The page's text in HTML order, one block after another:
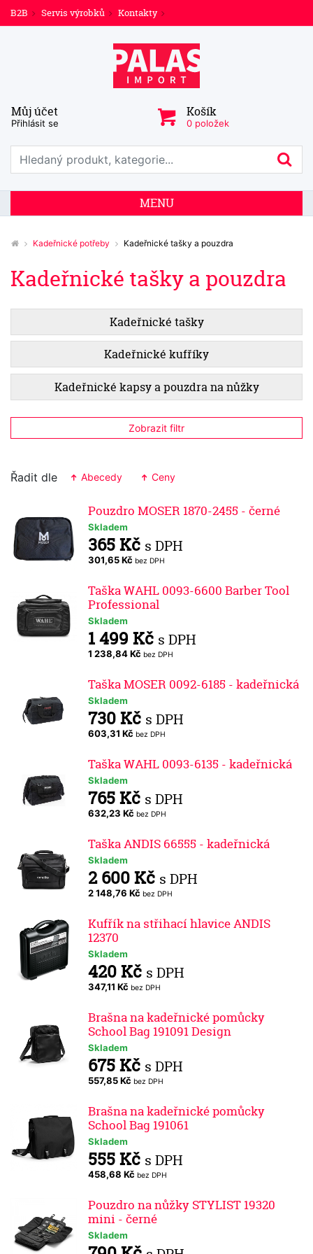
B2B Servis výrobků Kontakty
Můj účet
Přihlásit se
Košík
0 položek
Prohledat web
MENU
Kadeřnické potřeby Kadeřnické tašky a pouzdra
Kadeřnické tašky a pouzdra
Kadeřnické tašky
Kadeřnické kufříky
Kadeřnické kapsy a pouzdra na nůžky
Zobrazit filtr
Řadit dle Abecedy Ceny
Pouzdro MOSER 1870-2455 - černé
Skladem
365 Kč s DPH
301,65 Kč bez DPH
Taška WAHL 0093-6600 Barber Tool
Professional
Skladem
1 499 Kč s DPH
1 238,84 Kč bez DPH
Taška MOSER 0092-6185 - kadeřnická
Skladem
730 Kč s DPH
603,31 Kč bez DPH
Taška WAHL 0093-6135 - kadeřnická
Skladem
765 Kč s DPH
632,23 Kč bez DPH
Taška ANDIS 66555 - kadeřnická
Skladem
2 600 Kč s DPH
2 148,76 Kč bez DPH
Kufřík na střihací hlavice ANDIS
12370
Skladem
420 Kč s DPH
347,11 Kč bez DPH
Brašna na kadeřnické pomůcky
School Bag 191091 Design
Skladem
675 Kč s DPH
557,85 Kč bez DPH
Brašna na kadeřnické pomůcky
School Bag 191061
Skladem
555 Kč s DPH
458,68 Kč bez DPH
Pouzdro na nůžky STYLIST 19320
mini - černé
Skladem